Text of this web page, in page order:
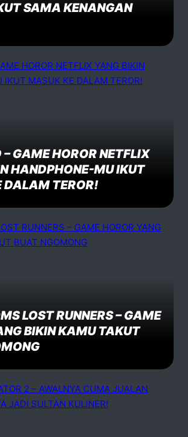
SAMA KENANGAN
– GAME HOROR NETFLIX
HANDPHONE-MU IKUT
DALAM TEROR!
LOST RUNNERS – GAME
BIKIN KAMU TAKUT